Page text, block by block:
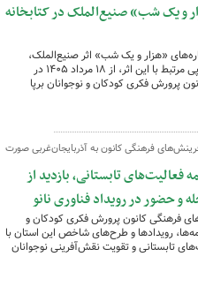
و یک شب» صنیع‌الملک در کتابخانه
«هزار و یک شب» اثر صنیع‌الملک،
همراه با منابع چاپی مرتبط با این اثر، از ۱۸ مرداد ۱۴۰۵ در
پرورش فکری کودکان و نوجوانان برپا
فرهنگی کانون به آذربایجان‌غربی صورت
فعالیت‌های تابستانی، بازدید از
و حضور در رویداد فناوری نانو
فرهنگی کانون پرورش فکری کودکان و
رویدادها و طرح‌های شاخص این استان با
تابستانی و تقویت نقش‌آفرینی نوجوانان